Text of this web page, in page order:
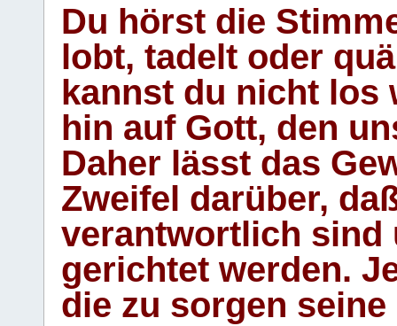
Du hörst die
lobt, tadelt oder
kannst du nicht los
hin auf Gott, den
Daher lässt das
Zweifel darüber,
verantwortlich sind
gerichtet werden.
die zu sorgen